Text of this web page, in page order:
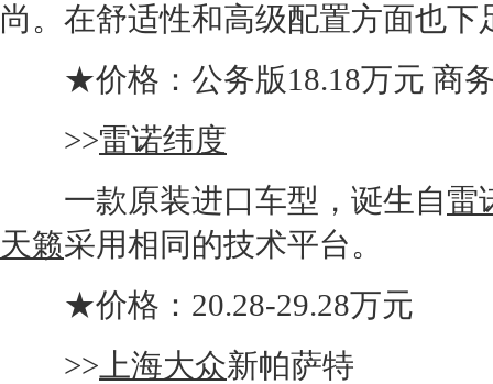
尚。在舒适性和高级配置方面也
★价格：公务版18.18万元 商务
>>雷诺纬度
一款原装进口车型，诞生自雷
天籁采用相同的技术平台。
★价格：20.28-29.28万元
>> 上海大众新帕萨特